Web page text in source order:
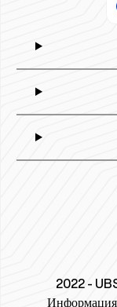
2022 -
Информация